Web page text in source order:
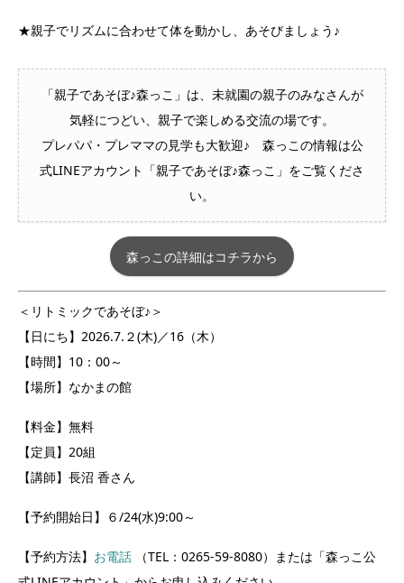
★親子でリズムに合わせて体を動かし、あそびましょう♪
「親子であそぼ♪森っこ」は、未就園の親子のみなさんが
気軽につどい、親子で楽しめる交流の場です。
プレパパ・プレママの見学も大歓迎♪ 森っこの情報は公
式LINEアカウント「親子であそぼ♪森っこ」をご覧くださ
い。
森っこの詳細はコチラから
＜リトミックであそぼ♪＞
【日にち】2026.7.２(木)／16（木）
【時間】10：00～
【場所】なかまの館
【料金】無料
【定員】20組
【講師】長沼 香さん
【予約開始日】６/24(水)9:00～
【予約方法】 お電話 （TEL：0265-59-8080）または「森っこ公